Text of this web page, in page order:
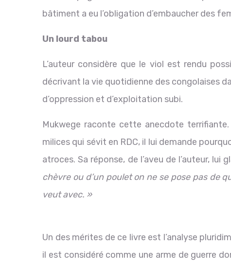
bâtiment a eu l’obligation d’embaucher des
Un lourd tabou
L’auteur considère que le viol est rendu
décrivant la vie quotidienne des congolaises
d’oppression et d’exploitation subi.
Mukwege raconte cette anecdote
milices qui sévit en RDC, il lui demande
atroces. Sa réponse, de l’aveu de l’auteur, lui
chèvre ou d’un poulet on ne se pose pas de
veut avec. »
Un des mérites de ce livre est l’analyse
il est considéré comme une arme de guerre